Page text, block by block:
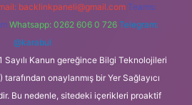
backlinkpaneli@gmail.com Teams:
Whatsapp: 0262 606 0 726 Telegram:
@karabul
Sayılı Kanun gereğince Bilgi Teknolojileri
onaylanmış bir Yer Sağlayıcı
Bu nedenle, sitedeki içerikleri proaktif